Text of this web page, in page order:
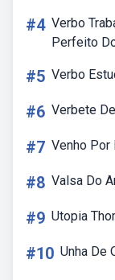
#4 Verbo
Perfeito
#5 Verbo
#6 Verbete
#7 Venho Por
#8 Valsa Do
#9 Utopia
#10 Unha De